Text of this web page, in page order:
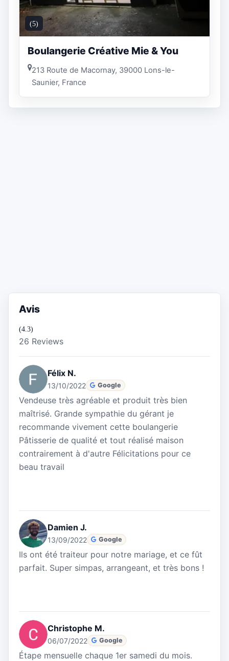
(5)
Boulangerie Créative Mie & You
213 Route de Macornay, 39000 Lons-le-
Saunier, France
Avis
(4.3)
26 Reviews
Félix N.
13/10/2022 Google
Vendeuse très agréable et produit très bien
maîtrisé. Grande sympathie du gérant je
recommande vivement cette boulangerie
Pâtisserie de qualité et tout réalisé maison
contrairement à d'autre Félicitations pour ce
beau travail
Damien J.
13/09/2022 Google
Ils ont été traiteur pour notre mariage, et ce fût
parfait. Super simpas, arrangeant, et très bons !
Christophe M.
06/07/2022 Google
Étape mensuelle chaque 1er samedi du mois.